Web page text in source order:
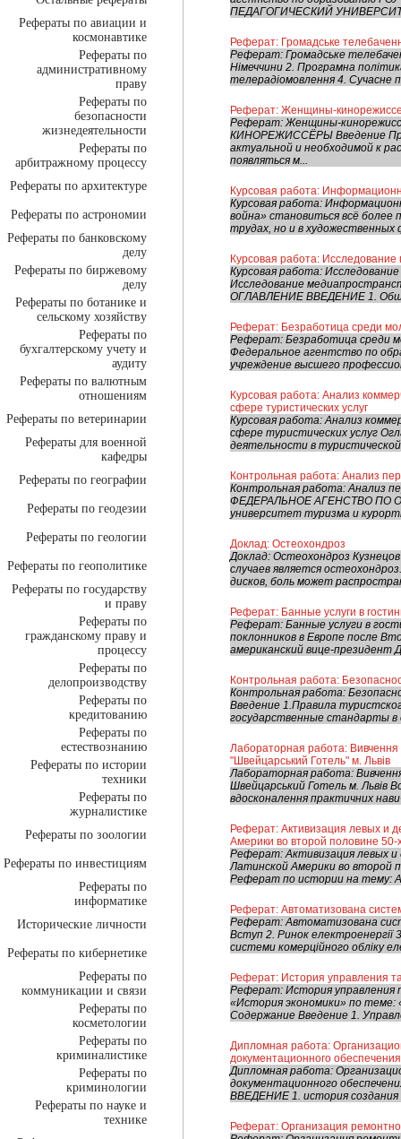
Рефераты по авиации и
космонавтике
Рефераты по
административному
праву
Рефераты по
безопасности
жизнедеятельности
Рефераты по
арбитражному процессу
Рефераты по архитектуре
Рефераты по астрономии
Рефераты по банковскому
делу
Рефераты по биржевому
делу
Рефераты по ботанике и
сельскому хозяйству
Рефераты по
бухгалтерскому учету и
аудиту
Рефераты по валютным
отношениям
Рефераты по ветеринарии
Рефераты для военной
кафедры
Рефераты по географии
Рефераты по геодезии
Рефераты по геологии
Рефераты по геополитике
Рефераты по государству
и праву
Рефераты по
гражданскому праву и
процессу
Рефераты по
делопроизводству
Рефераты по
кредитованию
Рефераты по
естествознанию
Рефераты по истории
техники
Рефераты по
журналистике
Рефераты по зоологии
Рефераты по инвестициям
Рефераты по
информатике
Исторические личности
Рефераты по кибернетике
Рефераты по
коммуникации и связи
Рефераты по
косметологии
Рефераты по
криминалистике
Рефераты по
криминологии
Рефераты по науке и
технике
ПЕДАГОГИЧЕСКИЙ
Реферат: Громадське
Реферат: Громадське
Німеччини 2. Програмна
телерадіомовлення 4. Сучасне
Реферат: Женщины-
Реферат: Женщины-
КИНОРЕЖИССЁРЫ Введение
актуальной и необходимой к
появляться м...
Курсовая работа:
Курсовая работа:
война» становиться всё более
трудах, но и в художественных
Курсовая работа:
Курсовая работа:
Исследование
ОГЛАВЛЕНИЕ ВВЕДЕНИЕ 1.
Реферат: Безработица среди
Реферат: Безработица среди
Федеральное агентство по
учреждение высшего
Курсовая работа: Анализ
сфере туристических услуг
Курсовая работа: Анализ
сфере туристических услуг
деятельности в
Контрольная работа: Анализ
Контрольная работа: Анализ
ФЕДЕРАЛЬНОЕ АГЕНСТВО ПО
университет туризма и
Доклад: Остеохондроз
Доклад: Остеохондроз
случаев является
дисков, боль может
Реферат: Банные услуги в
Реферат: Банные услуги в
поклонников в Европе после
американский вице-президент
Контрольная работа:
Контрольная работа:
Введение 1.Правила
государственные стандарты
Лабораторная работа: Вивчення
"Швейцарський Готель" м. Львів
Лабораторная работа:
Швейцарський Готель м. Львів
вдосконалення практичних
Реферат: Активизация левых и
Америки во второй половине
Реферат: Активизация левых и
Латинской Америки во второй
Реферат по истории на тему:
Реферат: Автоматизована
Реферат: Автоматизована
Вступ 2. Ринок електроенергії
системи комерційного обліку
Реферат: История управления
Реферат: История управления
«История экономики» по
Содержание Введение 1.
Дипломная работа:
документационного
Дипломная работа:
документационного
ВВЕДЕНИЕ 1. история
Реферат: Организация